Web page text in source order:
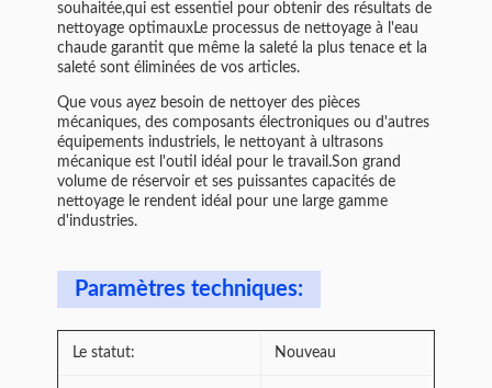
souhaitée,qui est essentiel pour obtenir des résultats de
nettoyage optimauxLe processus de nettoyage à l'eau
chaude garantit que même la saleté la plus tenace et la
saleté sont éliminées de vos articles.
Que vous ayez besoin de nettoyer des pièces
mécaniques, des composants électroniques ou d'autres
équipements industriels, le nettoyant à ultrasons
mécanique est l'outil idéal pour le travail.Son grand
volume de réservoir et ses puissantes capacités de
nettoyage le rendent idéal pour une large gamme
d'industries.
Paramètres techniques:
Le statut: Nouveau